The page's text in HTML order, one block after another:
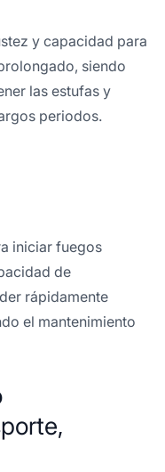
y capacidad para
siendo
las estufas y
periodos.
iniciar fuegos
de
rápidamente
el mantenimiento